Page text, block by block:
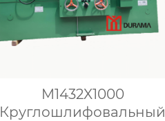
M1432X1000
Круглошлифовальный